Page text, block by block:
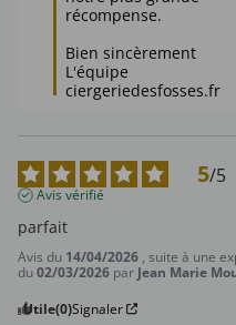
récompense.
Bien sincèrement
L'équipe
ciergeriedesfosses.fr
5/5
Avis vérifié
parfait
Avis du 14/04/2026 , suite à une
du02/03/2026 par Jean Marie
Utile(0)Signaler